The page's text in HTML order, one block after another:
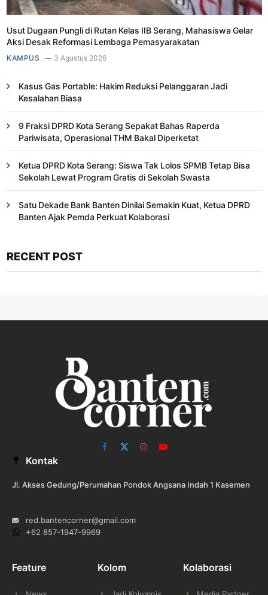
Usut Dugaan Pungli di Rutan Kelas IIB Serang, Mahasiswa Gelar
Aksi Desak Reformasi Lembaga Pemasyarakatan
KAMPUS 3 Agustus 2026
Kasus Gas Portable: Hakim Reduksi Pelanggaran Jadi
Kesalahan Biasa ​
9 Fraksi DPRD Kota Serang Sepakat Bahas Raperda
Pariwisata, Operasional THM Bakal Diperketat
Ketua DPRD Kota Serang: Siswa Tak Lolos SPMB Tetap Bisa
Sekolah Lewat Program Gratis di Sekolah Swasta
Satu Dekade Bank Banten Dinilai Semakin Kuat, Ketua DPRD
Banten Ajak Pemda Perkuat Kolaborasi
RECENT POST
Facebook
X
InstagramYouTube
Kontak
Jl. Akses Gedung/Perumahan Pondok Angsana Indah 1 Kasemen
red.bantencorner@gmail.com
+62 857-1947-9969
Feature Kolom Kolaborasi